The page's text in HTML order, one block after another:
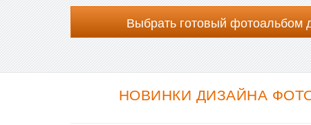
Выбрать готовый фотоальбом
НОВИНКИ ДИЗАЙНА